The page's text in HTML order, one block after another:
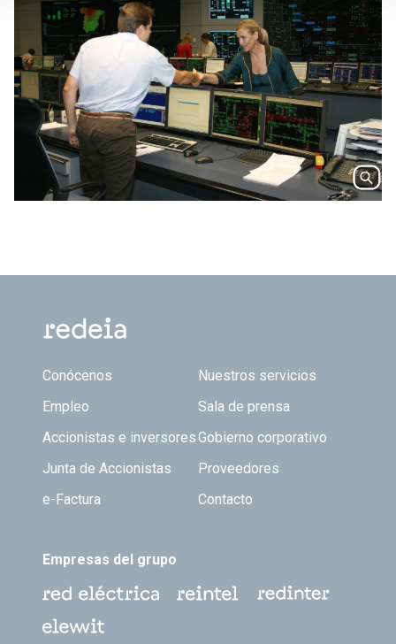
Footer TOP
Conócenos
Nuestros servicios
Empleo
Sala de prensa
Accionistas e inversoresGobierno corporativo
Junta de Accionistas
Proveedores
e-Factura
Contacto
Empresas del grupo